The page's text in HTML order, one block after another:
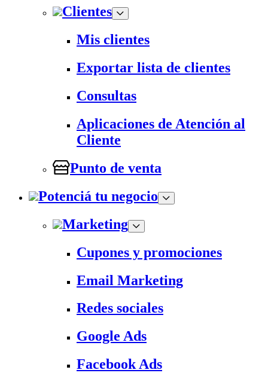
Clientes
Mis clientes
Exportar lista de clientes
Consultas
Aplicaciones de Atención al
Cliente
Punto de venta
Potenciá tu negocio
Marketing
Cupones y promociones
Email Marketing
Redes sociales
Google Ads
Facebook Ads